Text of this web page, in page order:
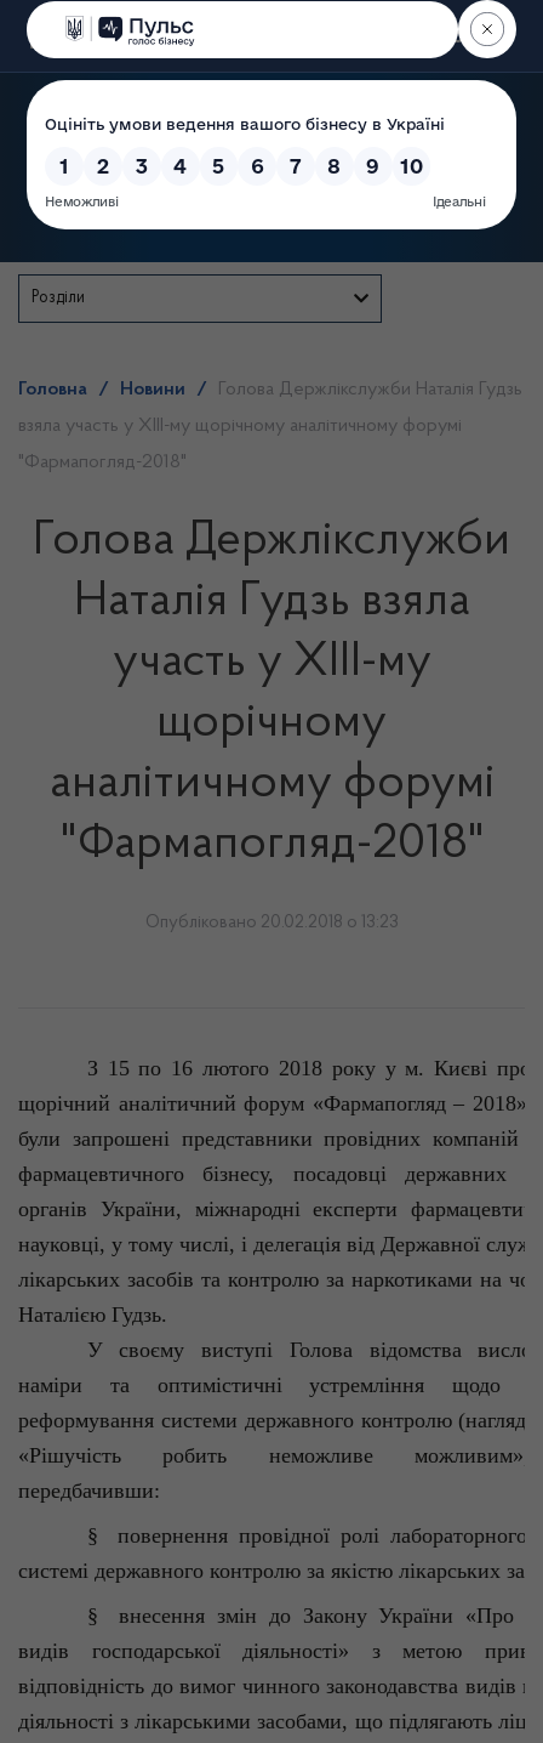
Пошук
Розділи
Головна / Новини /
Голова Держлікслужби Наталія Гудзь
взяла участь у XIII-му щорічному аналітичному форумі
"Фармапогляд-2018"
Голова Держлікслужби
Наталія Гудзь взяла
участь у XIII-му
щорічному
аналітичному форумі
"Фармапогляд-2018"
Опубліковано 20.02.2018 о 13:23
З 15 по 16 лютого 2018 року у м. Києві
щорічний аналітичний форум «Фармапогляд– 2018».
були запрошені представники провідних компаній
фармацевтичного бізнесу, посадовці державних
органів України, міжнародні експерти
науковці, у тому числі, і делегація від Державної
лікарських засобів та контролю за наркотиками на
Наталією Гудзь.
У своєму виступі Голова відомства
наміри та оптимістичні устремління щодо
реформування системи державного контролю
«Рішучість робить неможливе можливим»,
передбачивши:
§
поверненняпровідноїролі лабораторного
системі державного контролю за якістю лікарських
§
внесення змін до Закону України «Про
видів господарської діяльності» з метою
відповідність до вимог чинного законодавства видів
діяльності з лікарськими засобами, що підлягають